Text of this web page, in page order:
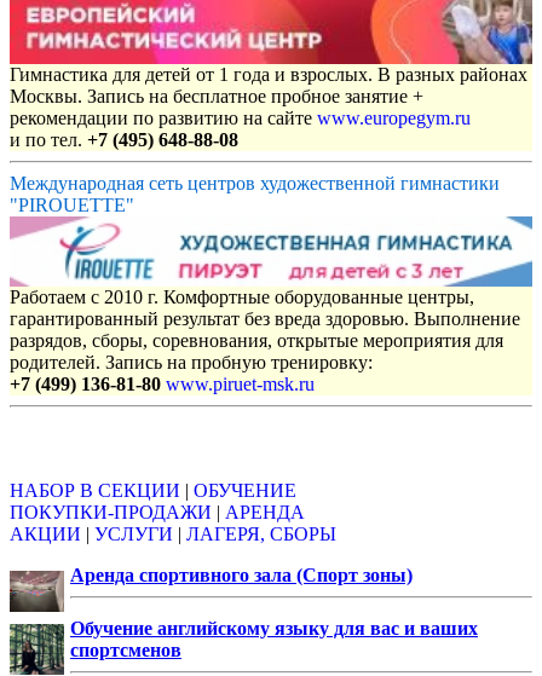
Гимнастика для детей от 1 года и взрослых. В разных районах
Москвы. Запись на бесплатное пробное занятие +
рекомендации по развитию на сайте www.europegym.ru
и по тел. +7 (495) 648-88-08
Международная сеть центров художественной гимнастики
"PIROUETTE"
Работаем с 2010 г. Комфортные оборудованные центры,
гарантированный результат без вреда здоровью. Выполнение
разрядов, сборы, соревнования, открытые мероприятия для
родителей. Запись на пробную тренировку:
+7 (499) 136-81-80 www.piruet-msk.ru
НАБОР В СЕКЦИИ | ОБУЧЕНИЕ
ПОКУПКИ-ПРОДАЖИ | АРЕНДА
АКЦИИ | УСЛУГИ | ЛАГЕРЯ, СБОРЫ
Аренда спортивного зала (Спорт зоны)
Обучение английскому языку для вас и ваших
спортсменов